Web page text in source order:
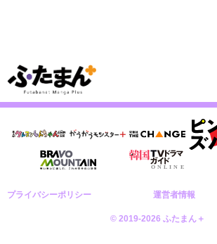
プライバシーポリシー 運営者情報
© 2019-2026 ふたまん＋